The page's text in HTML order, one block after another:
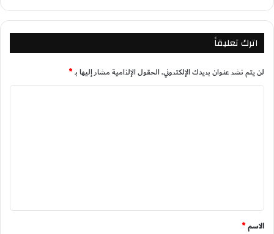
اترك تعليقاً
لن يتم نشر عنوان بريدك الإلكتروني.الحقول الإلزامية مشار إليها بـ*
*
الاسم*